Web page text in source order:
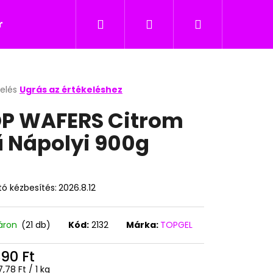
Nyalókák Édesség gyerekeknek
KeresésBejelentkezés
Kosár
Ugrás az értékeléshez
WAFERS Citrom
Nápolyi 900g
kézbesítés: 2026.8.12
(21 db) Kód: 2132 Márka: TOPGEL
Ft
Ft / 1 kg